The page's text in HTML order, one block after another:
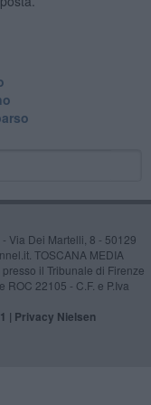
Via Dei Martelli, 8 - 50129
TOSCANA MEDIA
il Tribunale di Firenze
22105 - C.F. e P.Iva
| Privacy Nielsen